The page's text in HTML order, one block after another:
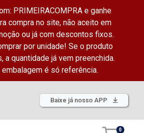
PRIMEIRACOMPRA e ganhe
compra no site, não aceito em
ou já com descontos fixos.
por unidade! Se o produto
a quantidade já vem preenchida.
é só referência.
Baixe já nosso APP
0